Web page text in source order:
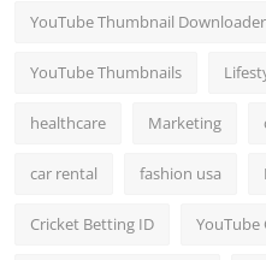
YouTube Thumbnail
YouTube Thumbnails
healthcare Marketing
car rental fashion usa
Cricket Betting ID YouTube